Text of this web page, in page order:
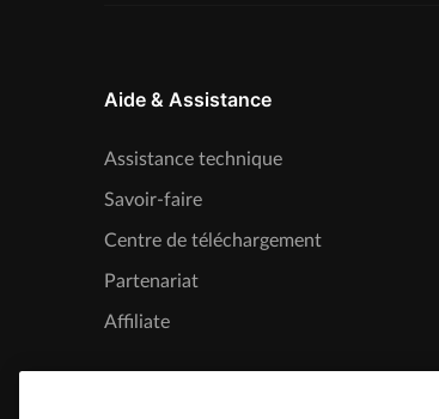
Aide & Assistance
Assistance technique
Savoir-faire
Centre de téléchargement
Partenariat
Affiliate